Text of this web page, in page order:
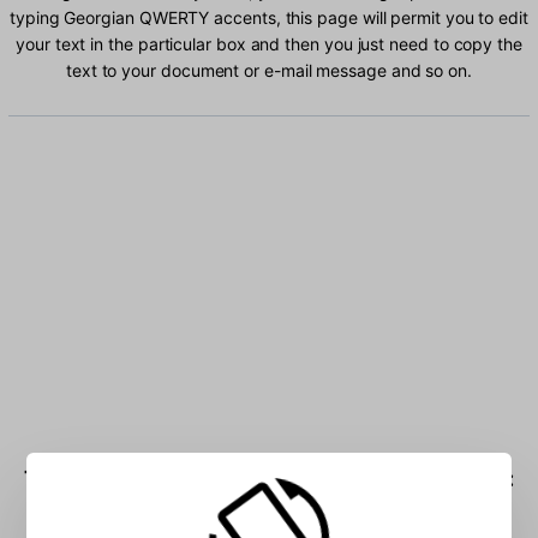
typing Georgian QWERTY accents, this page will permit you to edit
your text in the particular box and then you just need to copy the
text to your document or e-mail message and so on.
Type Georgian QWERTY characters into the box: